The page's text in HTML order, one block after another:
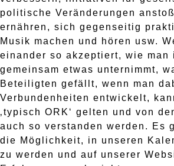
politische Veränderungen
ernähren, sich gegenseitig
Musik machen und hören usw.
einander so akzeptiert, wie man
gemeinsam etwas unternimmt,
Beteiligten gefällt, wenn man
Verbundenheiten entwickelt,
‚typisch ORK‘ gelten und von
auch so verstanden werden. Es
die Möglichkeit, in unseren
zu werden und auf unserer